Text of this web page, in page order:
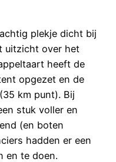
plekje dicht bij
uitzicht over het
heeft de
opgezet en de
km punt). Bij
stuk voller en
(en boten
hadden er een
en te doen.